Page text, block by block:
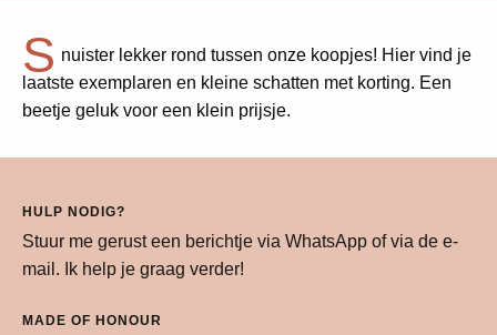
S nuister lekker rond tussen onze koopjes! Hier vind je
laatste exemplaren en kleine schatten met korting. Een
beetje geluk voor een klein prijsje.
HULP NODIG?
Stuur me gerust een berichtje via WhatsApp of via de e-
mail. Ik help je graag verder!
MADE OF HONOUR